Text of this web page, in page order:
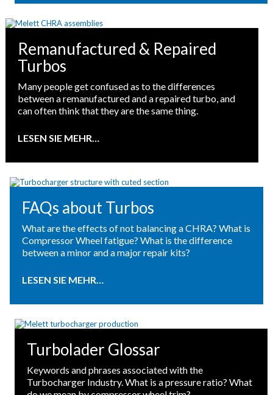
Remanufactured & Repaired
Turbos
Many people get confused as to the differences
between a remanufactured and a repaired turbo, and
can often think that they are the same thing.
LESEN SIE MEHR…
FAQs about Turbos
What are the effects of not balancing a CHRA? What is
Compressor Wheel fatigue? What is the difference
between a minor and a major repair kits?
LESEN SIE MEHR…
Turbolader Glossar
Keywords and phrases associated with the
Turbocharger Industry. What is a pressure ratio? What